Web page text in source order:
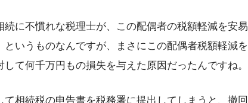
に不慣れな税理士が、この配偶者の税額軽減を安易
いうものなんですが、まさにこの配偶者税額軽減を
て何千万円もの損失を与えた原因だったんですね。
相続税の申告書を税務署に提出してしまうと、撤回